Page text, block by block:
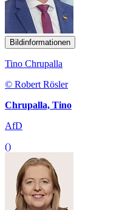
Bildinformationen
Tino Chrupalla
© Robert Rösler
Chrupalla, Tino
AfD
()